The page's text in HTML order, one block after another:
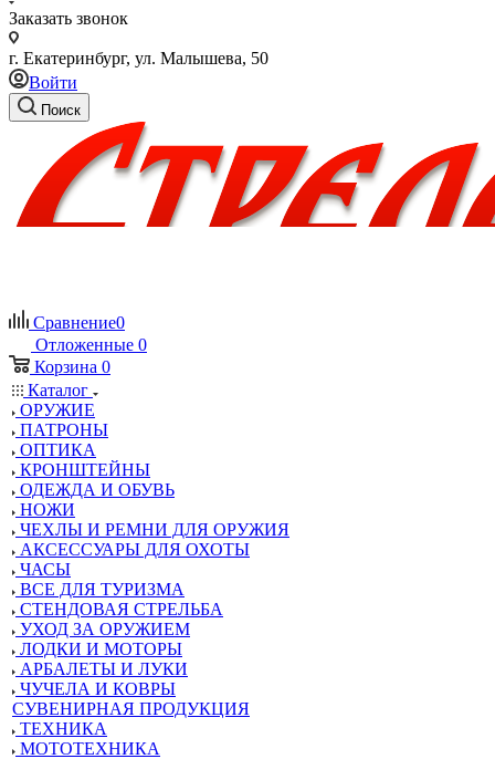
Заказать звонок
г. Екатеринбург, ул. Малышева, 50
Войти
Поиск
Сравнение0
Отложенные 0
Корзина 0
Каталог
ОРУЖИЕ
ПАТРОНЫ
ОПТИКА
КРОНШТЕЙНЫ
ОДЕЖДА И ОБУВЬ
НОЖИ
ЧЕХЛЫ И РЕМНИ ДЛЯ ОРУЖИЯ
АКСЕССУАРЫ ДЛЯ ОХОТЫ
ЧАСЫ
ВСЕ ДЛЯ ТУРИЗМА
СТЕНДОВАЯ СТРЕЛЬБА
УХОД ЗА ОРУЖИЕМ
ЛОДКИ И МОТОРЫ
АРБАЛЕТЫ И ЛУКИ
ЧУЧЕЛА И КОВРЫ
СУВЕНИРНАЯ ПРОДУКЦИЯ
ТЕХНИКА
МОТОТЕХНИКА